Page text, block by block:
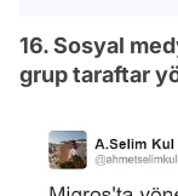
16. Sosyal
grup taraftar